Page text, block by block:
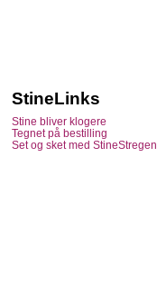
StineLinks
Stine bliver klogere
Tegnet på bestilling
Set og sket med StineStregen